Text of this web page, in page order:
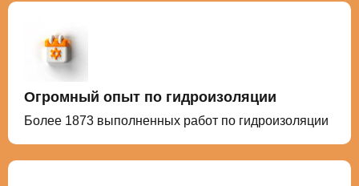
Огромный опыт по гидроизоляции
Более 1873 выполненных работ по гидроизоляции